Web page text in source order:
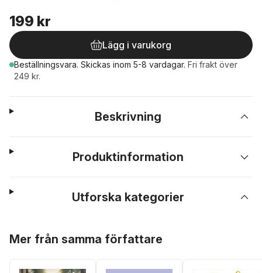
199 kr
Lägg i varukorg
Beställningsvara. Skickas inom 5-8 vardagar. Fri frakt över
249 kr.
Beskrivning
Produktinformation
Utforska kategorier
Mer från samma författare